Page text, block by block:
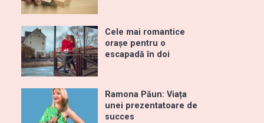
Cele mai romantice
orașe pentru o
escapadă în doi
Ramona Păun: Viața
unei prezentatoare de
succes